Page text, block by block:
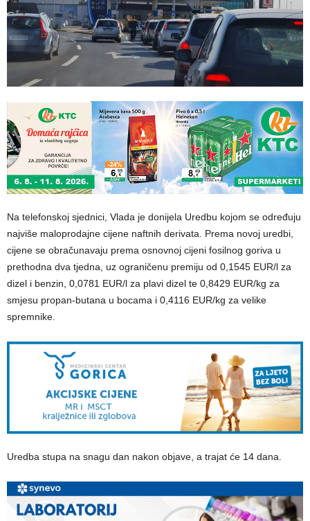
Na telefonskoj sjednici, Vlada je donijela Uredbu kojom se određuju
najviše maloprodajne cijene naftnih derivata. Prema novoj uredbi,
cijene se obračunavaju prema osnovnoj cijeni fosilnog goriva u
prethodna dva tjedna, uz ograničenu premiju od 0,1545 EUR/l za
dizel i benzin, 0,0781 EUR/l za plavi dizel te 0,8429 EUR/kg za
smjesu propan-butana u bocama i 0,4116 EUR/kg za velike
spremnike.
Uredba stupa na snagu dan nakon objave, a trajat će 14 dana.